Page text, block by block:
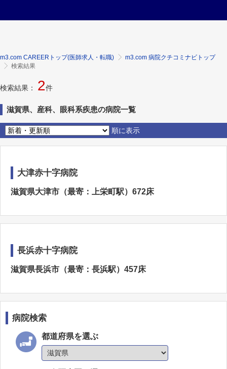
m3.com CAREERトップ(医師求人・転職)
m3.com 病院クチコミナビトップ
検索結果
検索結果： 2件
滋賀県、産科、眼科系疾患の病院一覧
順に表示
大津赤十字病院
滋賀県大津市（最寄：上栄町駅）672床
長浜赤十字病院
滋賀県長浜市（最寄：長浜駅）457床
病院検索
都道府県を選ぶ